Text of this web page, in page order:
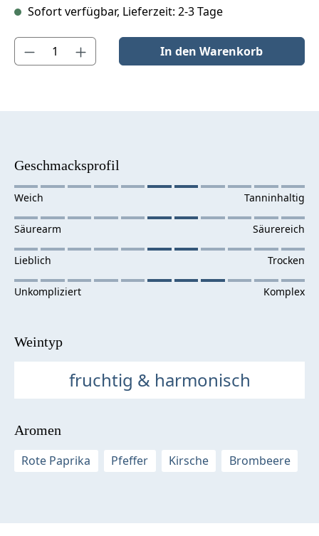
Sofort verfügbar, Lieferzeit: 2-3 Tage
Produkt Anzahl: Gib den gewünschten Wert ein oder benutze
In den Warenkorb
Geschmacksprofil
Weintyp
fruchtig & harmonisch
Aromen
Rote Paprika
Pfeffer Kirsche Brombeere